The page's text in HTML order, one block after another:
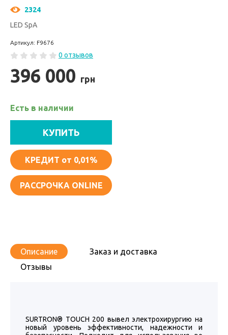
2324
LED SpA
Артикул: F9676
0 отзывов
396 000 грн
Есть в наличии
КУПИТЬ
КРЕДИТ от 0,01%
РАССРОЧКА ONLINE
Описание
Заказ и доставка
Отзывы
SURTRON® TOUCH 200 вывел электрохирургию на
новый уровень эффективности, надежности и